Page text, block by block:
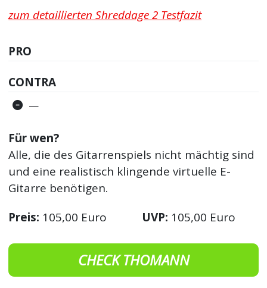
zum detaillierten Shreddage 2 Testfazit
PRO
CONTRA
—
Für wen?
Alle, die des Gitarrenspiels nicht mächtig sind
und eine realistisch klingende virtuelle E-
Gitarre benötigen.
Preis: 105,00 Euro UVP: 105,00 Euro
CHECK THOMANN